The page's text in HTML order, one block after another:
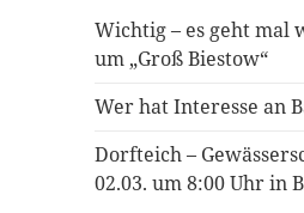
Wichtig – es geht mal
um „Groß Biestow“
Wer hat Interesse an
Dorfteich –
02.03. um 8:00 Uhr in